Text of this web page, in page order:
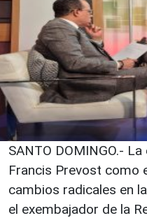
SANTO DOMINGO.-
Francis Prevost como
cambios radicales en
el exembajador de la